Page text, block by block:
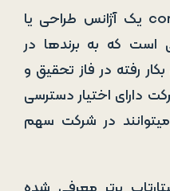
استارتاپ کانادایی connected یک آژانس طراحی یا
است که به برندها در
رفته در فاز تحقیق و
دارای اختیار دسترسی
در شرکت سهم